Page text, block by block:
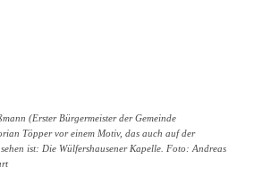
(Erster Bürgermeister der Gemeinde
Töpper vor einem Motiv, das auch auf der
sehen ist: Die Wülfershausener Kapelle. Foto: Andreas